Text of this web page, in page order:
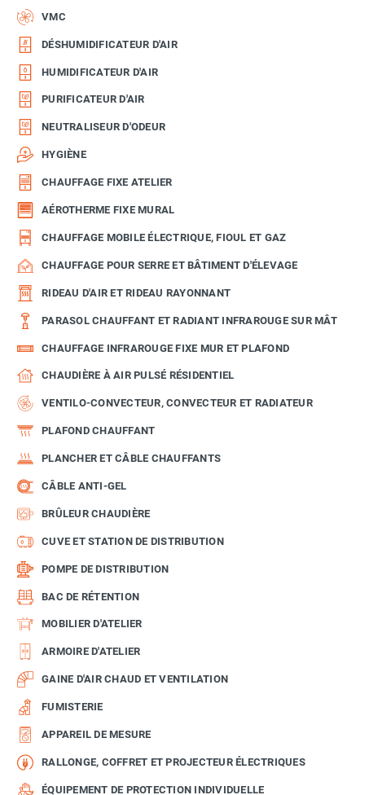
VMC
DÉSHUMIDIFICATEUR D'AIR
HUMIDIFICATEUR D'AIR
PURIFICATEUR D'AIR
NEUTRALISEUR D'ODEUR
HYGIÈNE
CHAUFFAGE FIXE ATELIER
AÉROTHERME FIXE MURAL
CHAUFFAGE MOBILE ÉLECTRIQUE, FIOUL ET GAZ
CHAUFFAGE POUR SERRE ET BÂTIMENT D'ÉLEVAGE
RIDEAU D'AIR ET RIDEAU RAYONNANT
PARASOL CHAUFFANT ET RADIANT INFRAROUGE SUR MÂT
CHAUFFAGE INFRAROUGE FIXE MUR ET PLAFOND
CHAUDIÈRE À AIR PULSÉ RÉSIDENTIEL
VENTILO-CONVECTEUR, CONVECTEUR ET RADIATEUR
PLAFOND CHAUFFANT
PLANCHER ET CÂBLE CHAUFFANTS
CÂBLE ANTI-GEL
BRÛLEUR CHAUDIÈRE
CUVE ET STATION DE DISTRIBUTION
POMPE DE DISTRIBUTION
BAC DE RÉTENTION
MOBILIER D'ATELIER
ARMOIRE D'ATELIER
GAINE D'AIR CHAUD ET VENTILATION
FUMISTERIE
APPAREIL DE MESURE
RALLONGE, COFFRET ET PROJECTEUR ÉLECTRIQUES
ÉQUIPEMENT DE PROTECTION INDIVIDUELLE